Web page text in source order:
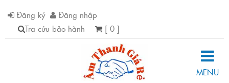
Đăng ký
Đăng nhập
Tra cứu bảo hành
[ 0 ]
MENU